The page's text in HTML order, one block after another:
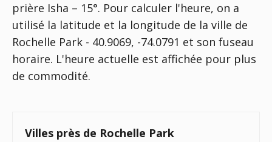
prière Isha – 15°. Pour calculer l'heure, on a
utilisé la latitude et la longitude de la ville de
Rochelle Park - 40.9069, -74.0791 et son fuseau
horaire. L'heure actuelle est affichée pour plus
de commodité.
Villes près de Rochelle Park